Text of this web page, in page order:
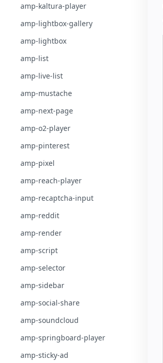
amp-kaltura-player
amp-lightbox-gallery
amp-lightbox
amp-list
amp-live-list
amp-mustache
amp-next-page
amp-o2-player
amp-pinterest
amp-pixel
amp-reach-player
amp-recaptcha-input
amp-reddit
amp-render
amp-script
amp-selector
amp-sidebar
amp-social-share
amp-soundcloud
amp-springboard-player
amp-sticky-ad